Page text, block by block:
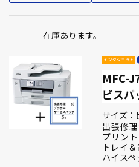
在庫あります。
MFC-
ビスパ
サイズ：
出張修
プリン
トレイ
ハイスペ